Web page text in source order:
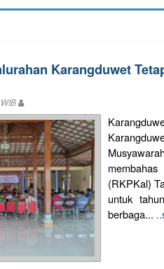
Karangduwet
(RKPKal)
untuk
berbaga...